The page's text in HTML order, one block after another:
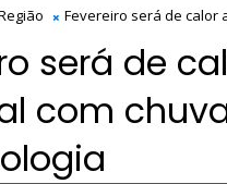
Fevereiro será de calor
será de
com